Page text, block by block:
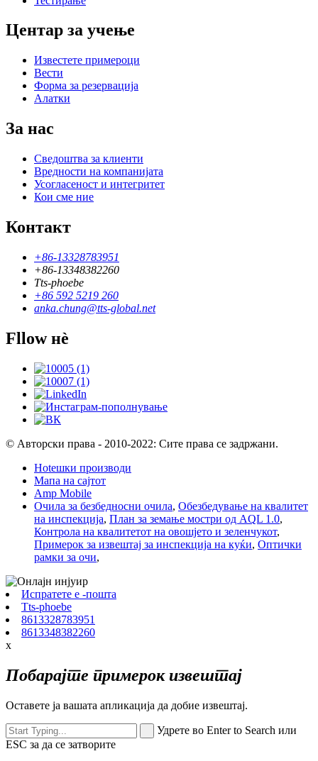
Центар за учење
Известете примероци
Вести
Форма за резервација
Алатки
За нас
Сведоштва за клиенти
Вредности на компанијата
Усогласеност и интегритет
Кои сме ние
Контакт
+86-13328783951
+86-13348382260
Tts-phoebe
+86 592 5219 260
anka.chung@tts-global.net
Fllow нè
© Авторски права - 2010-2022: Сите права се задржани.
Hotешки производи
Мапа на сајтот
Amp Mobile
Очила за безбедносни очила, Обезбедување на квалитет
на инспекција, План за земање мостри од AQL 1.0,
Контрола на квалитетот на овошјето и зеленчукот,
Примерок за извештај за инспекција на куќи, Оптички
рамки за очи,
Испратете е -пошта
Tts-phoebe
8613328783951
8613348382260
x
Побарајте примерок извештај
Оставете ја вашата апликација да добие извештај.
Удрете во Enter to Search или
ESC за да се затворите